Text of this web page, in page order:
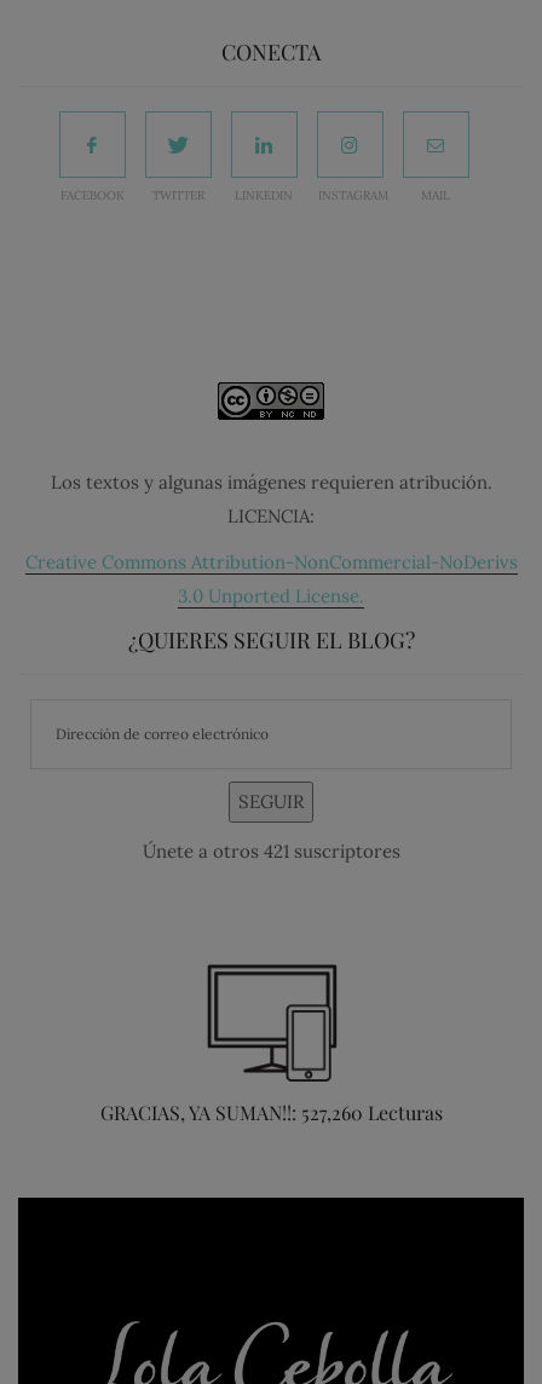
CONECTA
FACEBOOK TWITTER LINKEDIN INSTAGRAM MAIL
Los textos y algunas imágenes requieren atribución.
LICENCIA:
Creative Commons Attribution-NonCommercial-NoDerivs
3.0 Unported License.
¿QUIERES SEGUIR EL BLOG?
SEGUIR
Únete a otros 421 suscriptores
GRACIAS, YA SUMAN!!: 527,260 Lecturas